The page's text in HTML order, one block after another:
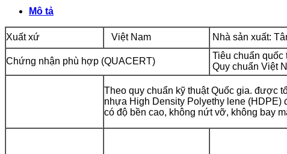
lít
Đại
Thành
-
PLASMAN
số
lượng
Mô tả
Xuất xứ Việt Nam Nhà sản xuất:
Chứng nhận phù hợp (QUACERT)
Tiêu chuẩn quốc
Quy chuẩn Việt
Theo quy chuẩn kỹ thuật Quốc gia. được
nhựa High Density Polyethy lene (HDPE)
có độ bền cao, không nứt vỡ, không bay